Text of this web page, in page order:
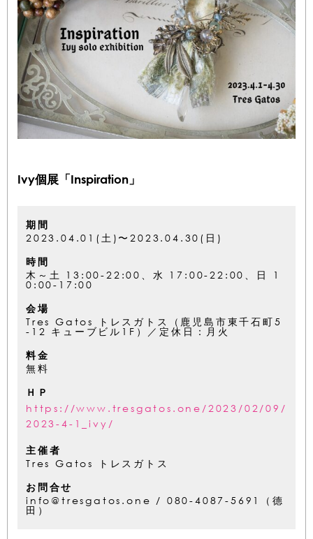
Ivy個展「Inspiration」
期間
2023.04.01(土)〜2023.04.30(日)
時間
木～土 13:00-22:00、水 17:00-22:00、日 1
0:00-17:00
会場
Tres Gatos トレスガトス（鹿児島市東千石町5
-12 キューブビル1F）／定休日：月火
料金
無料
ＨＰ
https://www.tresgatos.one/2023/02/09/
2023-4-1_ivy/
主催者
Tres Gatos トレスガトス
お問合せ
info@tresgatos.one / 080-4087-5691（德
田）